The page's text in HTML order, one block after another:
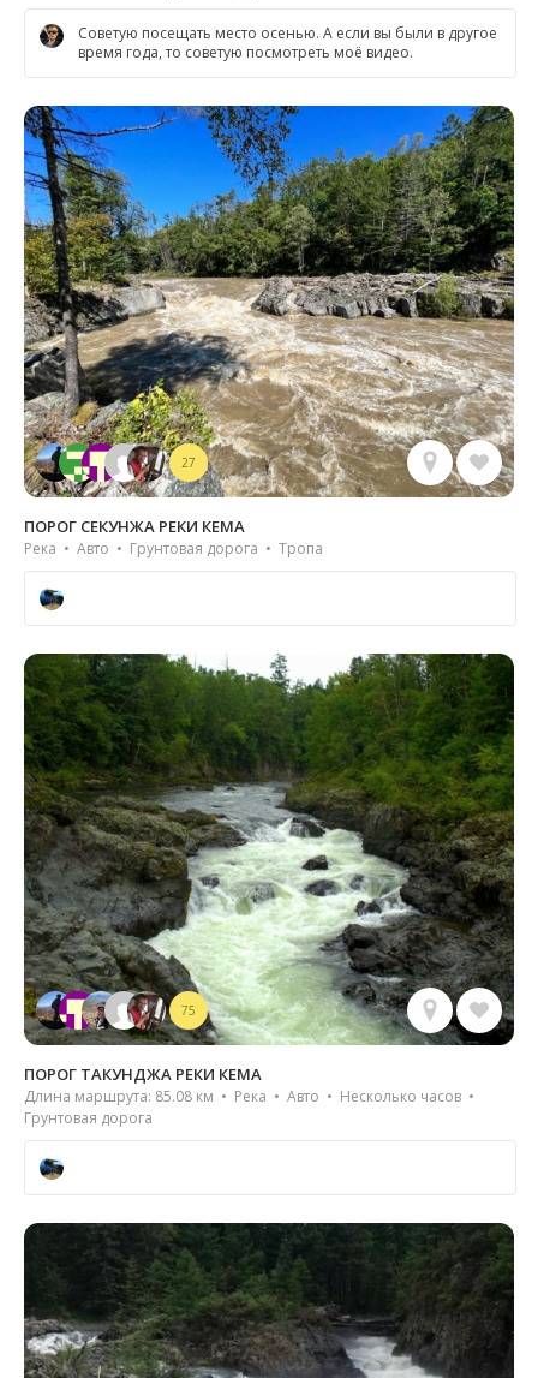
Советую посещать место осенью. А если вы были в другое
время года, то советую посмотреть моё видео.
27
ПОРОГ СЕКУНЖА РЕКИ КЕМА
Река • Авто • Грунтовая дорога • Тропа
75
ПОРОГ ТАКУНДЖА РЕКИ КЕМА
Длина маршрута: 85.08 км • Река • Авто • Несколько часов •
Грунтовая дорога